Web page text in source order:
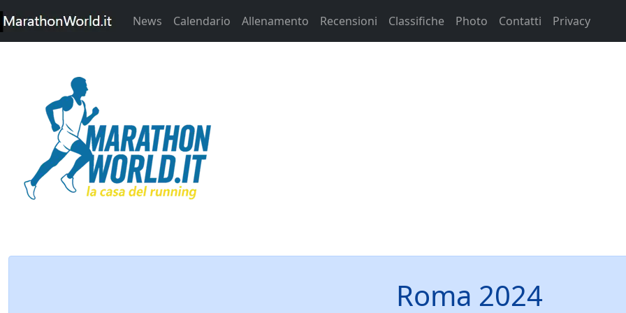
News Calendario Allenamento Recensioni Classifiche Photo Contatti Privacy
Roma 2024